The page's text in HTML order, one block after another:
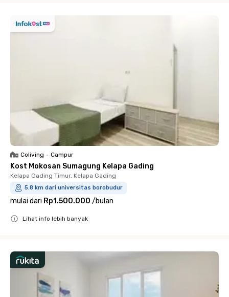
Coliving • Campur
Kost Mokosan Sumagung Kelapa Gading
Kelapa Gading Timur, Kelapa Gading
5.8 km dari universitas borobudur
mulai dari Rp1.500.000 /bulan
Lihat info lebih banyak